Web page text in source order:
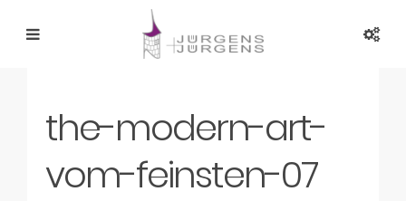
the-modern-art-
vom-feinsten-07